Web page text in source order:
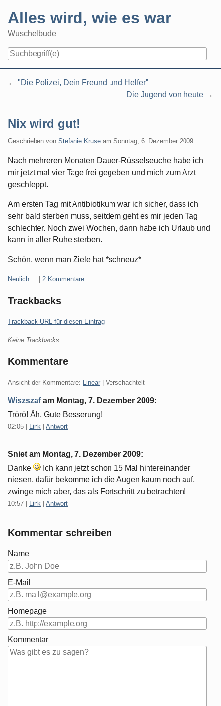
content
Alles wird, wie es war
Wuschelbude
"Die Polizei, Dein Freund und Helfer"
Die Jugend von heute
Nix wird gut!
Geschrieben von Stefanie Kruse am Sonntag, 6. Dezember 2009
Nach mehreren Monaten Dauer-Rüsselseuche habe ich
mir jetzt mal vier Tage frei gegeben und mich zum Arzt
geschleppt.
Am ersten Tag mit Antibiotikum war ich sicher, dass ich
sehr bald sterben muss, seitdem geht es mir jeden Tag
schlechter. Noch zwei Wochen, dann habe ich Urlaub und
kann in aller Ruhe sterben.
Schön, wenn man Ziele hat *schneuz*
Kategorien:
Neulich ... 2 Kommentare
Trackbacks
Trackback-URL für diesen Eintrag
Keine Trackbacks
Kommentare
Ansicht der Kommentare: Linear | Verschachtelt
Wiszszafam Montag, 7. Dezember 2009:
Trörö! Äh, Gute Besserung!
02:05 Link Antwort
Sniet am Montag, 7. Dezember 2009:
Danke
Ich kann jetzt schon 15 Mal hintereinander
niesen, dafür bekomme ich die Augen kaum noch auf,
zwinge mich aber, das als Fortschritt zu betrachten!
10:57 Link Antwort
Kommentar schreiben
Name
E-Mail
Homepage
Kommentar